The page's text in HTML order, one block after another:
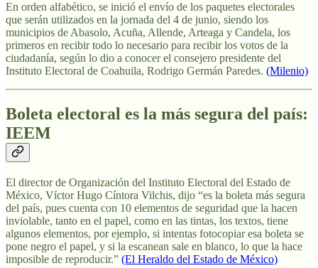
En orden alfabético, se inició el envío de los paquetes electorales
que serán utilizados en la jornada del 4 de junio, siendo los
municipios de Abasolo, Acuña, Allende, Arteaga y Candela, los
primeros en recibir todo lo necesario para recibir los votos de la
ciudadanía, según lo dio a conocer el consejero presidente del
Instituto Electoral de Coahuila, Rodrigo Germán Paredes. (Milenio)
Boleta electoral es la más segura del país:
IEEM
El director de Organización del Instituto Electoral del Estado de
México, Víctor Hugo Cíntora Vilchis, dijo “es la boleta más segura
del país, pues cuenta con 10 elementos de seguridad que la hacen
inviolable, tanto en el papel, como en las tintas, los textos, tiene
algunos elementos, por ejemplo, si intentas fotocopiar esa boleta se
pone negro el papel, y si la escanean sale en blanco, lo que la hace
imposible de reproducir.” (El Heraldo del Estado de México)